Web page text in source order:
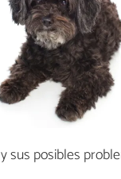
sus posibles